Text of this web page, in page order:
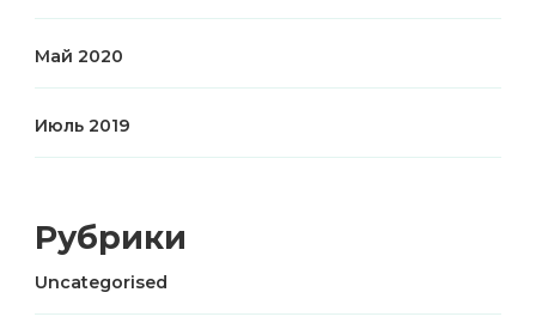
Май 2020
Июль 2019
Рубрики
Uncategorised